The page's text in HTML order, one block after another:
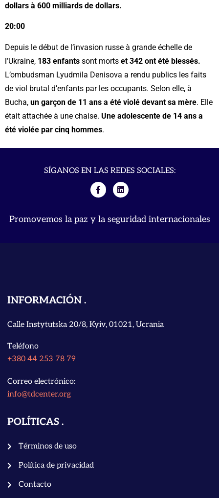
dollars à 600 milliards de dollars.
20:00
Depuis le début de l’invasion russe à grande échelle de
l’Ukraine, 183 enfants sont morts et 342 ont été blessés.
L’ombudsman Lyudmila Denisova a rendu publics les faits
de viol brutal d’enfants par les occupants. Selon elle, à
Bucha, un garçon de 11 ans a été violé devant sa mère. Elle
était attachée à une chaise. Une adolescente de 14 ans a
été violée par cinq hommes.
SÍGANOS EN LAS REDES SOCIALES:
Promovemos la paz y la seguridad internacionales
INFORMACIÓN
Calle Instytutska 20/8, Kyiv, 01021, Ucrania
Teléfono
+380 44 253 78 79
Correo electrónico:
info@tdcenter.org
POLÍTICAS
Términos de uso
Política de privacidad
Contacto